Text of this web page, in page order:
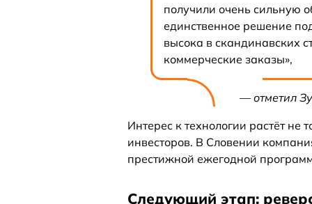
получили очень сильную
единственное решение
высока в скандинавских
коммерческие заказы»,
— отметил
Интерес к технологии растёт не
инвесторов. В Словении
престижной ежегодной
Следующий этап: